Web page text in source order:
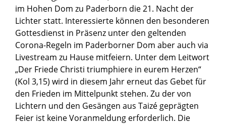
im Hohen Dom zu Paderborn die 21. Nacht der
Lichter statt. Interessierte können den besonderen
Gottesdienst in Präsenz unter den geltenden
Corona-Regeln im Paderborner Dom aber auch via
Livestream zu Hause mitfeiern. Unter dem Leitwort
„Der Friede Christi triumphiere in eurem Herzen“
(Kol 3,15) wird in diesem Jahr erneut das Gebet für
den Frieden im Mittelpunkt stehen. Zu der von
Lichtern und den Gesängen aus Taizé geprägten
Feier ist keine Voranmeldung erforderlich. Die